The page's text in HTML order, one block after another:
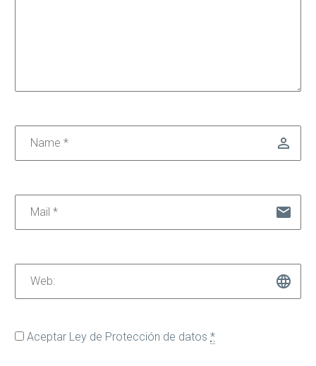
Aceptar Ley de Protección de datos *